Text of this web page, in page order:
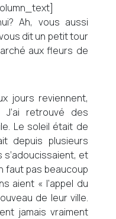
Ah, vous aussi
dit un petit tour
aux fleurs de
jours reviennent,
J’ai retrouvé des
Le soleil était de
depuis plusieurs
et
faut pas beaucoup
aient « l’appel du
de leur ville.
jamais vraiment